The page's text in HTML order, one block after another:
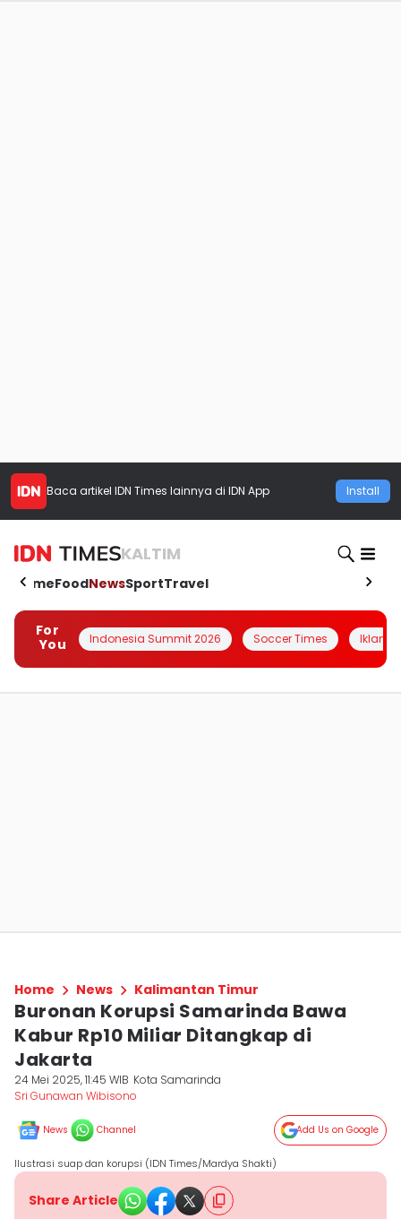
Baca artikel IDN Times lainnya di IDN App Install
KALTIM
HomeFoodNewsSportTravel
For
You
Indonesia Summit 2026 Soccer Times Iklanin
Home News Kalimantan Timur
Buronan Korupsi Samarinda Bawa
Kabur Rp10 Miliar Ditangkap di
Jakarta
24 Mei 2025, 11:45 WIB Kota Samarinda
Sri Gunawan Wibisono
News Channel Add Us on Google
Ilustrasi suap dan korupsi (IDN Times/Mardya Shakti)
Share Article